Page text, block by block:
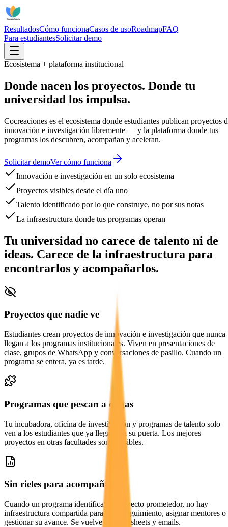
ResultadosCómo funcionaCasos de usoRoadmapFAQ
Para estudiantesSolicitar demo
Ecosistema + plataforma institucional
Donde nacen los proyectos. Donde tu
universidad los impulsa.
Cocreaciones es el ecosistema donde estudiantes publican proyectos
innovación e investigación libremente — y la plataforma donde tus
programas los descubren, acompañan y aceleran.
Solicitar demoVer cómo funciona
Innovación e investigación en un solo ecosistema
Proyectos visibles desde el día uno
Talento identificado por lo que construye, no por sus notas
La infraestructura donde tus programas operan
Tu universidad no carece de talento ni de
ideas. Carece de la infraestructura para
encontrarlos y acompañarlos.
Proyectos que nadie ve
Estudiantes crean proyectos de innovación e investigación que nunca
llegan a los programas institucionales. Viven en presentaciones de
clase, grupos de WhatsApp y conversaciones de pasillo. Cuando un
programa se entera, ya es tarde.
Programas que pescan a ciegas
Tu incubadora, oficina de investigación y programas de talento solo
ven a los estudiantes que ya llegaron a su puerta. Los mejores
proyectos en otras facultades son invisibles.
Sin rieles para acompañar
Cuando un programa identifica un proyecto prometedor, no hay
infraestructura compartida para darle seguimiento, asignar mentores o
gestionar su avance. Se vuelve a spreadsheets y emails.